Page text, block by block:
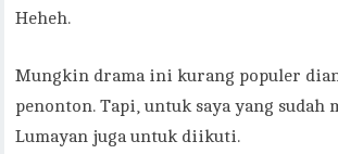
Heheh.
Mungkin drama ini kurang populer
penonton. Tapi, untuk saya yang sudah
Lumayan juga untuk diikuti.